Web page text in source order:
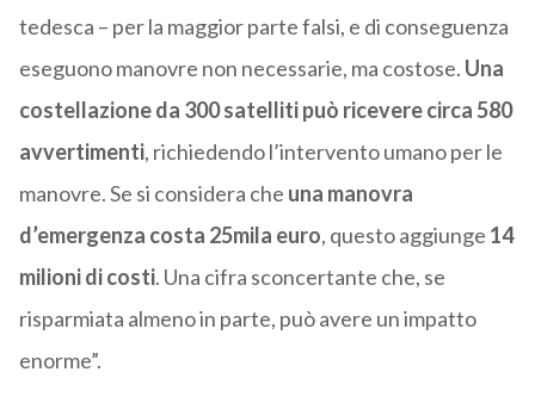
tedesca – per la maggior parte falsi, e di conseguenza
eseguono manovre non necessarie, ma costose. Una
costellazione da 300 satelliti può ricevere circa 580
avvertimenti, richiedendo l’intervento umano per le
manovre. Se si considera che una manovra
d’emergenza costa 25mila euro, questo aggiunge 14
milioni di costi. Una cifra sconcertante che, se
risparmiata almeno in parte, può avere un impatto
enorme”.